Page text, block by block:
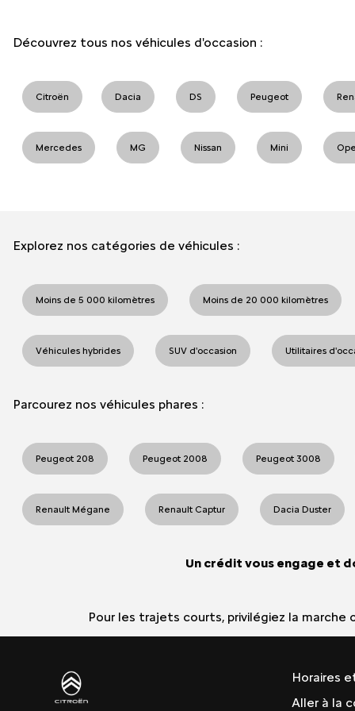
Découvrez tous nos véhicules d'occasion :
Citroën Dacia DS Peugeot
Mercedes MG Nissan Mini
Explorez nos catégories de véhicules :
Moins de 5 000 kilomètres Moins de 20 000 kilomètres
Véhicules hybrides SUV d'occasion Utilitaires
Parcourez nos véhicules phares :
Peugeot 208 Peugeot 2008 Peugeot 3008
Renault Mégane Renault Captur Dacia Duster
Un crédit vous engage et
Pour les trajets courts, privilégiez la marche
Horaires
Aller à la